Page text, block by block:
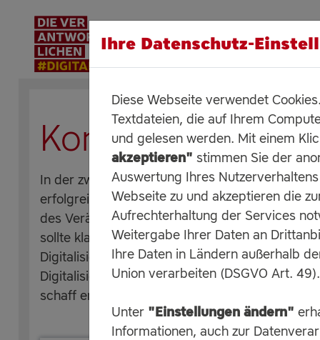
Konzipieren
In der zweiten Phase, der Konzipierung, legen
erfolgreichen digitalen
des Veränderungsprozesses defi nieren und
sollte klar sein, welche Verbesserungen sich
Digitalisierung ausgewählter Prozesse oder
Digitalisierung darf kein Selbstzweck sein und
schaff en.
Ihre Datenschutz-
Diese Webseite verwendet
Textdateien, die auf Ihrem
und gelesen werden. Mit einem
akzeptieren" stimmen Sie der
Auswertung Ihres
Webseite zu und akzeptieren die
Aufrechterhaltung der Services
Weitergabe Ihrer Daten an
Ihre Daten in Ländern außerhalb
Union verarbeiten (DSGVO Art. 49).
Unter "Einstellungen ändern"
Informationen, auch zur